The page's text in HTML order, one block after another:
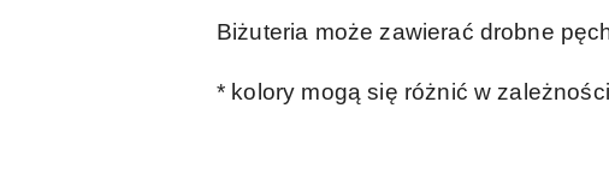
Biżuteria może zawierać drobne
* kolory mogą się różnić w